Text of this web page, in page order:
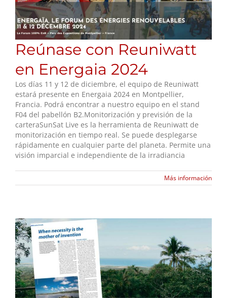
Reúnase con Reuniwatt
en Energaia 2024
Los días 11 y 12 de diciembre, el equipo de Reuniwatt
estará presente en Energaia 2024 en Montpellier,
Francia. Podrá encontrar a nuestro equipo en el stand
F04 del pabellón B2.Monitorización y previsión de la
carteraSunSat Live es la herramienta de Reuniwatt de
monitorización en tiempo real. Se puede desplegarse
rápidamente en cualquier parte del planeta. Permite una
visión imparcial e independiente de la irradiancia
Más información